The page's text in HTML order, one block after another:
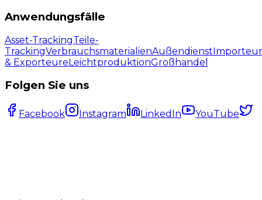
Anwendungsfälle
Asset-TrackingTeile-
TrackingVerbrauchsmaterialienAußendienst
& ExporteureLeichtproduktionGroßhandel
Folgen Sie uns
Facebook Instagram LinkedIn YouTube